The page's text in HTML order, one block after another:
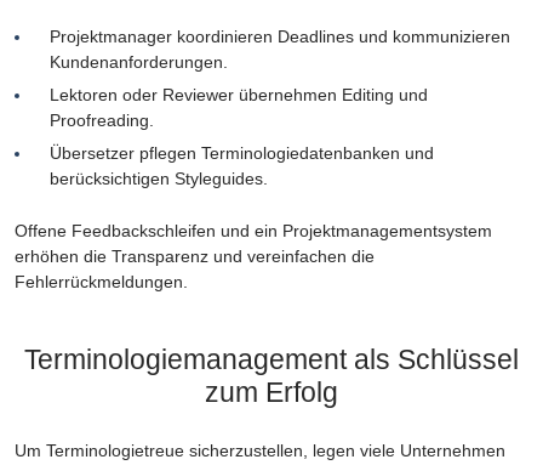
Projektmanager koordinieren Deadlines und kommunizieren
Kundenanforderungen.
Lektoren oder Reviewer übernehmen Editing und
Proofreading.
Übersetzer pflegen Terminologiedatenbanken und
berücksichtigen Styleguides.
Offene Feedbackschleifen und ein Projektmanagementsystem
erhöhen die Transparenz und vereinfachen die
Fehlerrückmeldungen.
Terminologiemanagement als Schlüssel
zum Erfolg
Um Terminologietreue sicherzustellen, legen viele Unternehmen